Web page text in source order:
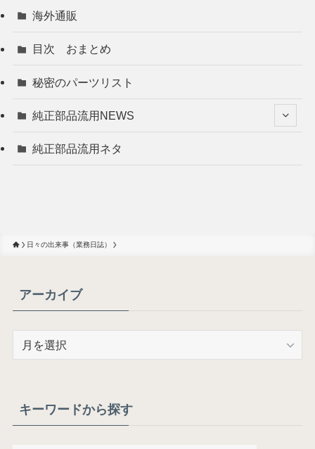
海外通販
目次 おまとめ
秘密のパーツリスト
純正部品流用NEWS
純正部品流用ネタ
日々の出来事（業務日誌）
アーカイブ
ブキーワードから探す